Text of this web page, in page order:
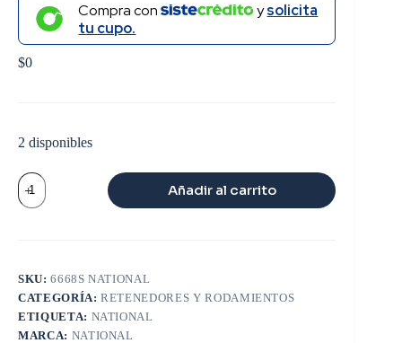
Compra con ysolicita
tu cupo.
$0
2 disponibles
RETEN
cantidad
Añadir al carrito
SKU:6668S NATIONAL
CATEGORÍA:RETENEDORES Y RODAMIENTOS
ETIQUETA: NATIONAL
MARCA: NATIONAL